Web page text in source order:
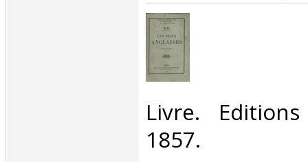
‎Livre.
1857.‎